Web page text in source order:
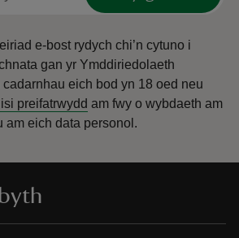
e-bost rydych chi’n cytuno i
gan yr Ymddiriedolaeth
eich bod yn 18 oed neu
preifatrwydd am fwy o wybdaeth am
am eich data personol.